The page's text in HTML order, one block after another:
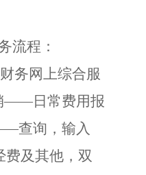
流程：
务网上综合服
——日常费用报
查询，输入
费及其他，双